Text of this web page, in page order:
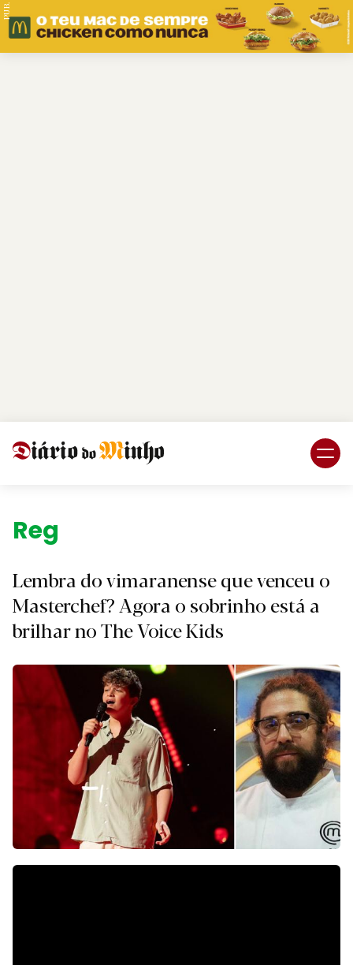
PUB.
Região.
Lembra do vimaranense que venceu o
Masterchef? Agora o sobrinho está a
brilhar no The Voice Kids